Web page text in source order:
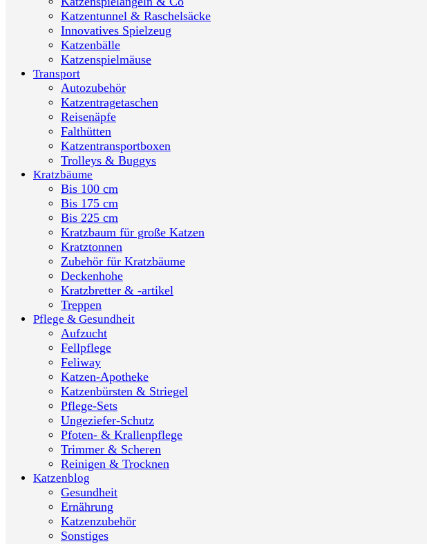
Katzentunnel & Raschelsäcke
Innovatives Spielzeug
Katzenbälle
Katzenspielmäuse
Transport
Autozubehör
Katzentragetaschen
Reisenäpfe
Falthütten
Katzentransportboxen
Trolleys & Buggys
Kratzbäume
Bis 100 cm
Bis 175 cm
Bis 225 cm
Kratzbaum für große Katzen
Kratztonnen
Zubehör für Kratzbäume
Deckenhohe
Kratzbretter & -artikel
Treppen
Pflege & Gesundheit
Aufzucht
Fellpflege
Feliway
Katzen-Apotheke
Katzenbürsten & Striegel
Pflege-Sets
Ungeziefer-Schutz
Pfoten- & Krallenpflege
Trimmer & Scheren
Reinigen & Trocknen
Katzenblog
Gesundheit
Ernährung
Katzenzubehör
Sonstiges